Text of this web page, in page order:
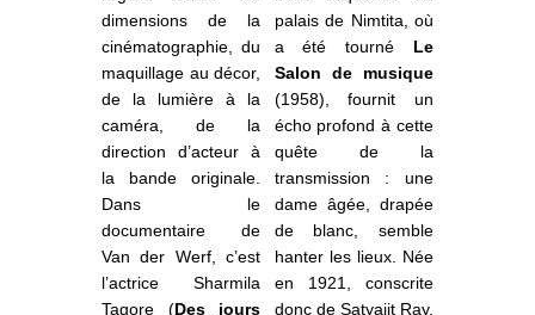
dimensions de la
cinématographie, du
maquillage au décor,
de la lumière à la
caméra, de la
direction d’acteur à
la bande originale.
Dans le
documentaire de
Van der Werf, c’est
l’actrice Sharmila
Tagore (Des jours
palais de Nimtita, où
a été tourné Le
Salon de musique
(1958), fournit un
écho profond à cette
quête de la
transmission : une
dame âgée, drapée
de blanc, semble
hanter les lieux. Née
en 1921, conscrite
donc de Satyajit Ray,